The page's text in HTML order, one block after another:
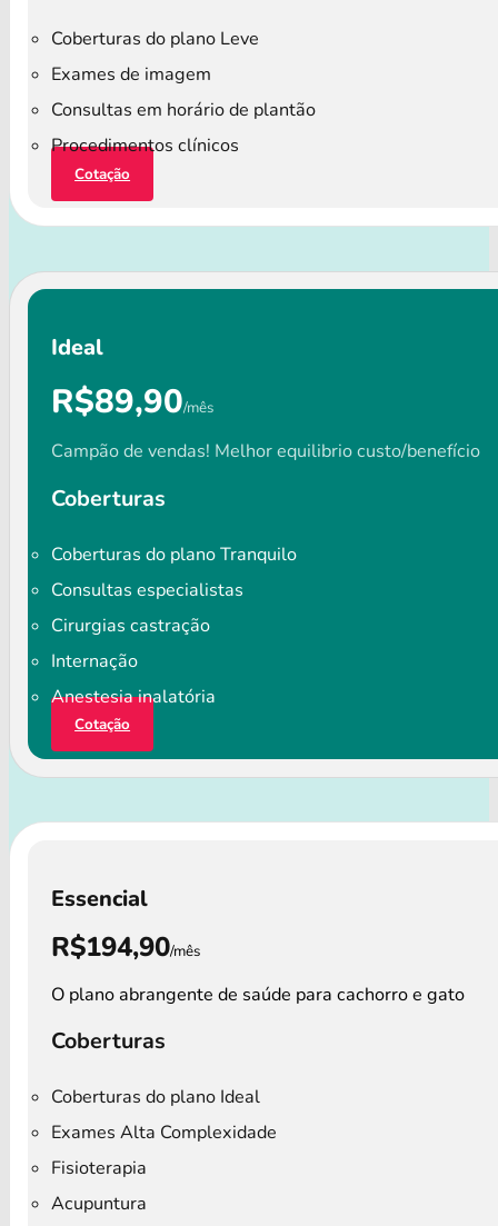
Coberturas do plano Leve
Exames de imagem
Consultas em horário de plantão
Procedimentos clínicos
Cotação
Ideal
R$89,90/mês
Campão de vendas! Melhor equilibrio custo/benefício
Coberturas
Coberturas do plano Tranquilo
Consultas especialistas
Cirurgias castração
Internação
Anestesia inalatória
Cotação
Essencial
R$194,90/mês
O plano abrangente de saúde para cachorro e gato
Coberturas
Coberturas do plano Ideal
Exames Alta Complexidade
Fisioterapia
Acupuntura